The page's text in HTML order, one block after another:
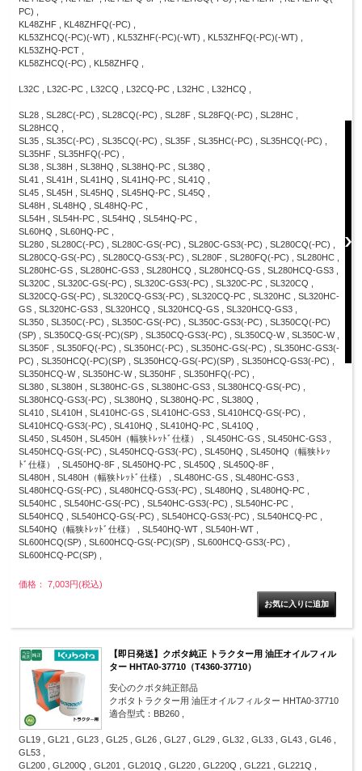
PC) ,
KL48ZHF , KL48ZHFQ(-PC) ,
KL53ZHCQ(-PC)(-WT) , KL53ZHF(-PC)(-WT) , KL53ZHFQ(-PC)(-WT) ,
KL53ZHQ-PCT ,
KL58ZHCQ(-PC) , KL58ZHFQ ,
L32C , L32C-PC , L32CQ , L32CQ-PC , L32HC , L32HCQ ,
SL28 , SL28C(-PC) , SL28CQ(-PC) , SL28F , SL28FQ(-PC) , SL28HC ,
SL28HCQ ,
SL35 , SL35C(-PC) , SL35CQ(-PC) , SL35F , SL35HC(-PC) , SL35HCQ(-PC) ,
SL35HF , SL35HFQ(-PC) ,
SL38 , SL38H , SL38HQ , SL38HQ-PC , SL38Q ,
SL41 , SL41H , SL41HQ , SL41HQ-PC , SL41Q ,
SL45 , SL45H , SL45HQ , SL45HQ-PC , SL45Q ,
SL48H , SL48HQ , SL48HQ-PC ,
SL54H , SL54H-PC , SL54HQ , SL54HQ-PC ,
SL60HQ , SL60HQ-PC ,
SL280 , SL280C(-PC) , SL280C-GS(-PC) , SL280C-GS3(-PC) , SL280CQ(-PC) ,
SL280CQ-GS(-PC) , SL280CQ-GS3(-PC) , SL280F , SL280FQ(-PC) , SL280HC ,
SL280HC-GS , SL280HC-GS3 , SL280HCQ , SL280HCQ-GS , SL280HCQ-GS3 ,
SL320C , SL320C-GS(-PC) , SL320C-GS3(-PC) , SL320C-PC , SL320CQ ,
SL320CQ-GS(-PC) , SL320CQ-GS3(-PC) , SL320CQ-PC , SL320HC , SL320HC-
GS , SL320HC-GS3 , SL320HCQ , SL320HCQ-GS , SL320HCQ-GS3 ,
SL350 , SL350C(-PC) , SL350C-GS(-PC) , SL350C-GS3(-PC) , SL350CQ(-PC)
(SP) , SL350CQ-GS(-PC)(SP) , SL350CQ-GS3(-PC) , SL350CQ-W , SL350C-W ,
SL350F , SL350FQ(-PC) , SL350HC(-PC) , SL350HC-GS(-PC) , SL350HC-GS3(-
PC) , SL350HCQ(-PC)(SP) , SL350HCQ-GS(-PC)(SP) , SL350HCQ-GS3(-PC) ,
SL350HCQ-W , SL350HC-W , SL350HF , SL350HFQ(-PC) ,
SL380 , SL380H , SL380HC-GS , SL380HC-GS3 , SL380HCQ-GS(-PC) ,
SL380HCQ-GS3(-PC) , SL380HQ , SL380HQ-PC , SL380Q ,
SL410 , SL410H , SL410HC-GS , SL410HC-GS3 , SL410HCQ-GS(-PC) ,
SL410HCQ-GS3(-PC) , SL410HQ , SL410HQ-PC , SL410Q ,
SL450 , SL450H , SL450H（幅狭ﾄﾚｯﾄﾞ仕様） , SL450HC-GS , SL450HC-GS3 ,
SL450HCQ-GS(-PC) , SL450HCQ-GS3(-PC) , SL450HQ , SL450HQ（幅狭ﾄﾚｯ
ﾄﾞ仕様） , SL450HQ-8F , SL450HQ-PC , SL450Q , SL450Q-8F ,
SL480H , SL480H（幅狭ﾄﾚｯﾄﾞ仕様） , SL480HC-GS , SL480HC-GS3 ,
SL480HCQ-GS(-PC) , SL480HCQ-GS3(-PC) , SL480HQ , SL480HQ-PC ,
SL540HC , SL540HC-GS(-PC) , SL540HC-GS3(-PC) , SL540HC-PC ,
SL540HCQ , SL540HCQ-GS(-PC) , SL540HCQ-GS3(-PC) , SL540HCQ-PC ,
SL540HQ（幅狭ﾄﾚｯﾄﾞ仕様） , SL540HQ-WT , SL540H-WT ,
SL600HCQ(SP) , SL600HCQ-GS(-PC)(SP) , SL600HCQ-GS3(-PC) ,
SL600HCQ-PC(SP) ,
価格： 7,003円(税込)
【即日発送】クボタ純正 トラクター用 油圧オイルフィル
ター HHTA0-37710（T4360-37710）
安心のクボタ純正部品
クボタトラクター用 油圧オイルフィルター HHTA0-37710
適合型式：BB260 ,
GL19 , GL21 , GL23 , GL25 , GL26 , GL27 , GL29 , GL32 , GL33 , GL43 , GL46 ,
GL53 ,
GL200 , GL200Q , GL201 , GL201Q , GL220 , GL220Q , GL221 , GL221Q ,